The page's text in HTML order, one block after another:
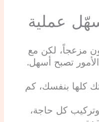
عملية
مزعجاً، لكن مع
تصبح أسهل.
كلها بنفسك، كم
كل حاجة،